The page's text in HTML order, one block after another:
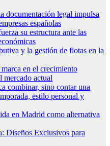
documentación legal impulsa
españolas
su estructura ante las
y la gestión de flotas en la
en el crecimiento
mercado actual
combinar, sino contar una
estilo personal y
en Madrid como alternativa
Diseños Exclusivos para